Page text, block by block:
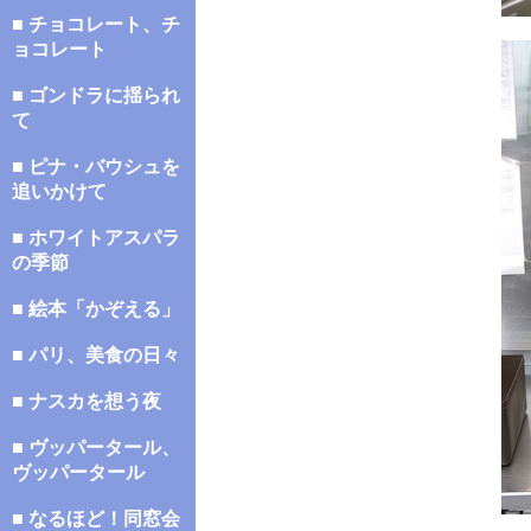
■ チョコレート、チ
ョコレート
■ ゴンドラに揺られ
て
■ ピナ・バウシュを
追いかけて
■ ホワイトアスパラ
の季節
■ 絵本「かぞえる」
■ パリ、美食の日々
■ ナスカを想う夜
■ ヴッパータール、
ヴッパータール
■ なるほど！同窓会